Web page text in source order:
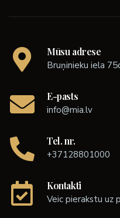
Mūsu adrese
Bruņinieku iela
E-pasts
info@mia.lv
Tel. nr.
+37128801000
Kontakti
Veic pierakstu uz